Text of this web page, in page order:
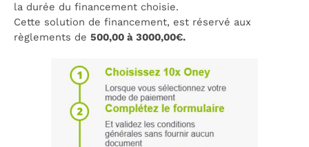
la durée du financement choisie.
Cette solution de financement, est réservé aux
règlements de 500,00 à 3000,00€.